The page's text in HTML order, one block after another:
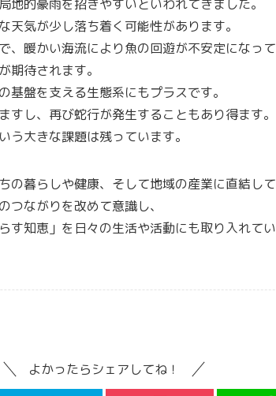
的豪雨を招きやすいといわれてきました。
気が少し落ち着く可能性があります。
、暖かい海流により魚の回遊が不安定になっ
期待されます。
盤を支える生態系にもプラスです。
し、再び蛇行が発生することもあり得ます。
う大きな課題は残っています。
暮らしや健康、そして地域の産業に直結して
つながりを改めて意識し、
す知恵」を日々の生活や活動にも取り入れて
よかったらシェアしてね！